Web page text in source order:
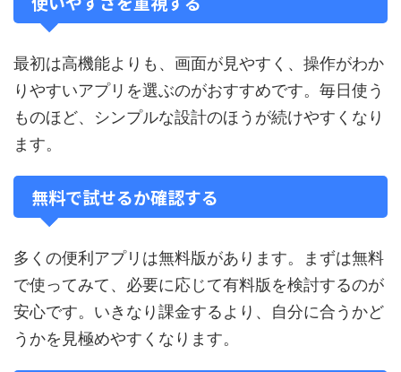
最初は高機能よりも、画面が見やすく、操作がわか
りやすいアプリを選ぶのがおすすめです。毎日使う
ものほど、シンプルな設計のほうが続けやすくなり
ます。
無料で試せるか確認する
多くの便利アプリは無料版があります。まずは無料
で使ってみて、必要に応じて有料版を検討するのが
安心です。いきなり課金するより、自分に合うかど
うかを見極めやすくなります。